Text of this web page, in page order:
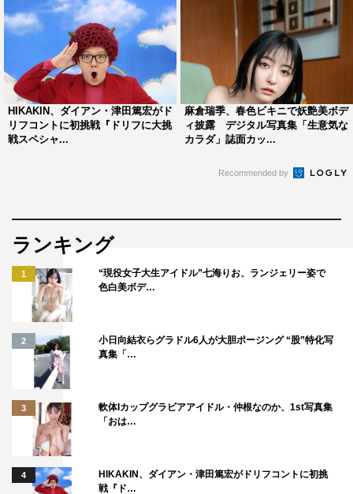
HIKAKIN、ダイアン・津田篤宏がド
リフコントに初挑戦『ドリフに大挑
戦スペシャ...
麻倉瑞季、春色ビキニで妖艶美ボデ
ィ披露 デジタル写真集「生意気な
カラダ」誌面カッ...
Recommended by
ランキング
1
“現役女子大生アイドル”七海りお、ランジェリー姿で
色白美ボデ…
2
小日向結衣らグラドル6人が大胆ポージング “股”特化写
真集「…
3
軟体Iカップグラビアアイドル・仲根なのか、1st写真集
「おは…
4
HIKAKIN、ダイアン・津田篤宏がドリフコントに初挑
戦『ド…